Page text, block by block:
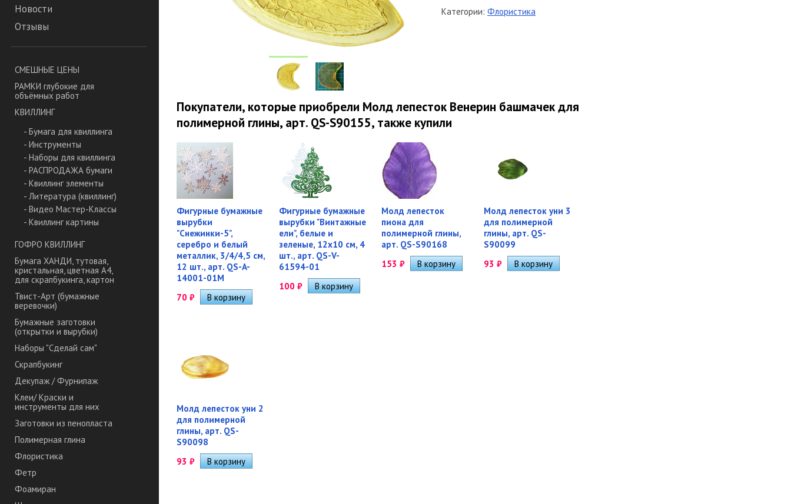
Новости
Отзывы
СМЕШНЫЕ ЦЕНЫ
РАМКИ глубокие для
объёмных работ
КВИЛЛИНГ
- Бумага для квиллинга
- Инструменты
- Наборы для квиллинга
- РАСПРОДАЖА бумаги
- Квиллинг элементы
- Литература (квиллинг)
- Видео Мастер-Классы
- Квиллинг картины
ГОФРО КВИЛЛИНГ
Бумага ХАНДИ, тутовая,
кристальная, цветная А4,
для скрапбукинга, картон
Твист-Арт (бумажные
веревочки)
Бумажные заготовки
(открытки и вырубки)
Наборы "Сделай сам"
Скрапбукинг
Декупаж / Фурнипаж
Клеи/ Краски и
инструменты для них
Заготовки из пенопласта
Полимерная глина
Флористика
Фетр
Фоамиран
Категории: Флористика
Покупатели, которые приобрели Молд лепесток Венерин башмачек для
полимерной глины, арт. QS-S90155, также купили
Фигурные бумажные
вырубки
"Снежинки-5",
серебро и белый
металлик, 3/4/4,5 см,
12 шт., арт. QS-A-
14001-01M
70 ₽
Фигурные бумажные
вырубки "Винтажные
ели", белые и
зеленые, 12х10 см, 4
шт., арт. QS-V-
61594-01
100 ₽
Молд лепесток
пиона для
полимерной глины,
арт. QS-S90168
153 ₽
Молд лепесток уни 3
для полимерной
глины, арт. QS-
S90099
93 ₽
Молд лепесток уни 2
для полимерной
глины, арт. QS-
S90098
93 ₽